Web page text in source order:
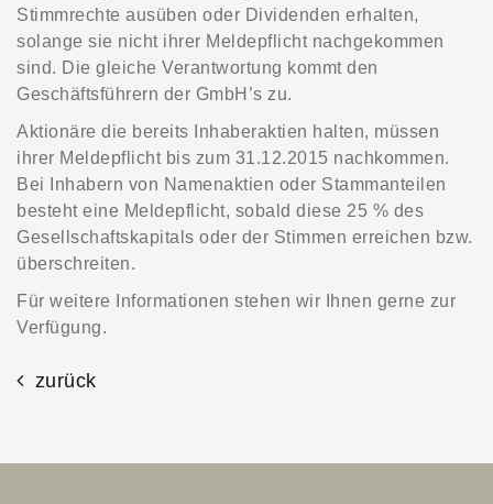
Stimmrechte ausüben oder Dividenden erhalten,
solange sie nicht ihrer Meldepflicht nachgekommen
sind. Die gleiche Verantwortung kommt den
Geschäftsführern der GmbH’s zu.
Aktionäre die bereits Inhaberaktien halten, müssen
ihrer Meldepflicht bis zum 31.12.2015 nachkommen.
Bei Inhabern von Namenaktien oder Stammanteilen
besteht eine Meldepflicht, sobald diese 25 % des
Gesellschaftskapitals oder der Stimmen erreichen bzw.
überschreiten.
Für weitere Informationen stehen wir Ihnen gerne zur
Verfügung.
zurück